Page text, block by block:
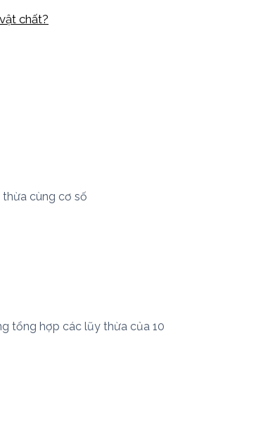
chất?
thừa cùng cơ số
tổng hợp các lũy thừa của 10